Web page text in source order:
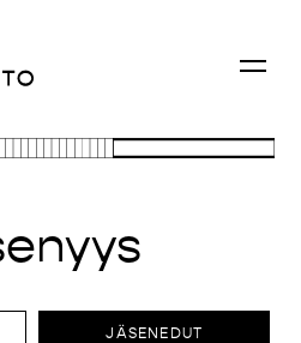
JÄSENEDUT